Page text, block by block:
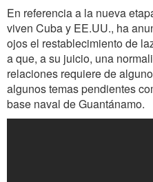
En referencia a la nueva
viven Cuba y EE.UU., ha
ojos el restablecimiento de
a que, a su juicio, una
relaciones requiere de
algunos temas pendientes
base naval de Guantánamo.